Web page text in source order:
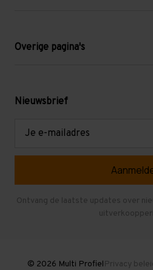
Blog
Levering en afhalen
Overige pagina's
Mezzanine
Gebruikte entresolvloeren
Nieuwsbrief
Ontvang de laatste updates over
© 2026 Multi ProfielPrivacy